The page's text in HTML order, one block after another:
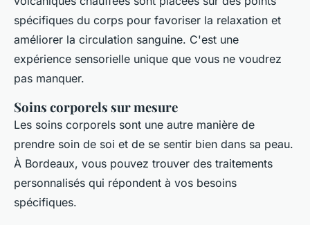
spécifiques du corps pour favoriser la relaxation et
améliorer la circulation sanguine. C'est une
expérience sensorielle unique que vous ne voudrez
pas manquer.
Soins corporels sur mesure
Les soins corporels sont une autre manière de
prendre soin de soi et de se sentir bien dans sa peau.
À Bordeaux, vous pouvez trouver des traitements
personnalisés qui répondent à vos besoins
spécifiques.